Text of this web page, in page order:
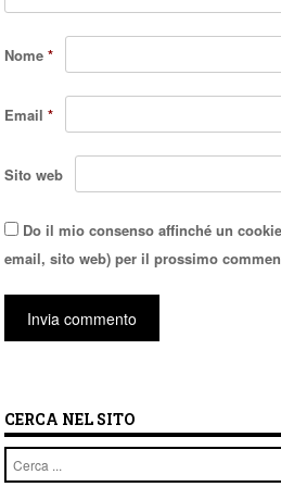
Nome*
Email*
Sito web
Do il mio consenso affinché un
email, sito web) per il prossimo
CERCA NEL SITO
Cerca